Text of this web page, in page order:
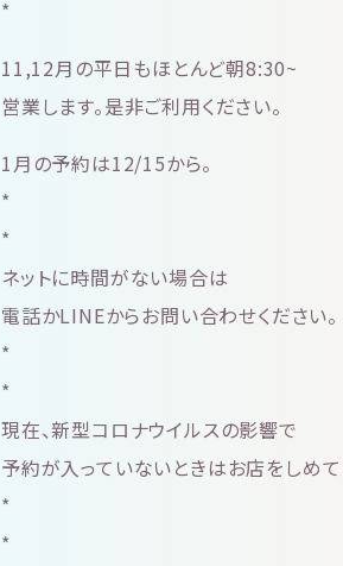
*
11,12月の平日もほとんど朝8:30~
営業します。是非ご利用ください。
1月の予約は12/15から。
*
*
ネットに時間がない場合は
電話かLINEからお問い合わせください。
*
*
現在、新型コロナウイルスの影響で
予約が入っていないときはお店をしめて
*
*